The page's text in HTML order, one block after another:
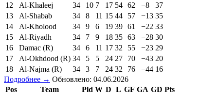
12
Al-Khaleej 34 10 7 17 54 62 −8
37
13
Al-Shabab 34 8 11 15 44 57 −13 35
14
Al-Kholood 34 9 6 19 39 61 −22 33
15
Al-Riyadh 34 7 9 18 35 63 −28 30
16
Damac (R) 34 6 11 17 32 55 −23 29
17
Al-Okhdood (R) 34 5 5 24 27 70 −43 20
18
Al-Najma (R) 34 3 7 24 32 76 −44 16
Подробнее → Обновлено: 04.06.2026
Pos
Team Pld W D L GF GA GD Pts